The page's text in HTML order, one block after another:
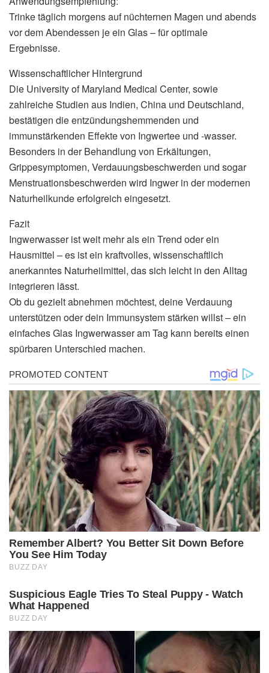
Trinke täglich morgens auf nüchternen Magen und abends
vor dem Abendessen je ein Glas – für optimale
Ergebnisse.
Wissenschaftlicher Hintergrund
Die University of Maryland Medical Center, sowie
zahlreiche Studien aus Indien, China und Deutschland,
bestätigen die entzündungshemmenden und
immunstärkenden Effekte von Ingwertee und -wasser.
Besonders in der Behandlung von Erkältungen,
Grippesymptomen, Verdauungsbeschwerden und sogar
Menstruationsbeschwerden wird Ingwer in der modernen
Naturheilkunde erfolgreich eingesetzt.
Fazit
Ingwerwasser ist weit mehr als ein Trend oder ein
Hausmittel – es ist ein kraftvolles, wissenschaftlich
anerkanntes Naturheilmittel, das sich leicht in den Alltag
integrieren lässt.
Ob du gezielt abnehmen möchtest, deine Verdauung
unterstützen oder dein Immunsystem stärken willst – ein
einfaches Glas Ingwerwasser am Tag kann bereits einen
spürbaren Unterschied machen.